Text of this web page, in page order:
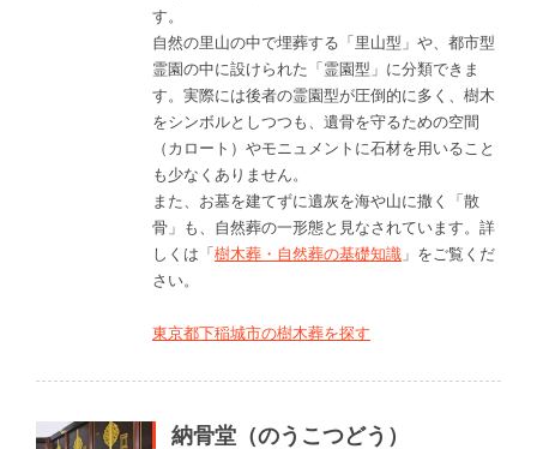
す。
自然の里山の中で埋葬する「里山型」や、都市型
霊園の中に設けられた「霊園型」に分類できま
す。実際には後者の霊園型が圧倒的に多く、樹木
をシンボルとしつつも、遺骨を守るための空間
（カロート）やモニュメントに石材を用いること
も少なくありません。
また、お墓を建てずに遺灰を海や山に撒く「散
骨」も、自然葬の一形態と見なされています。詳
しくは「樹木葬・自然葬の基礎知識 」をご覧くだ
さい。
東京都下稲城市の樹木葬を探す
納骨堂（のうこつどう）